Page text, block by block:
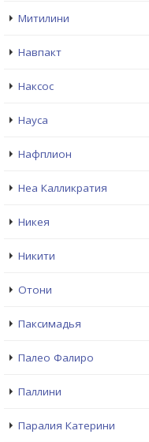
Митилини
Навпакт
Наксос
Науса
Нафплион
Неа Калликратия
Никея
Никити
Отони
Паксимадья
Палео Фалиро
Паллини
Паралия Катерини